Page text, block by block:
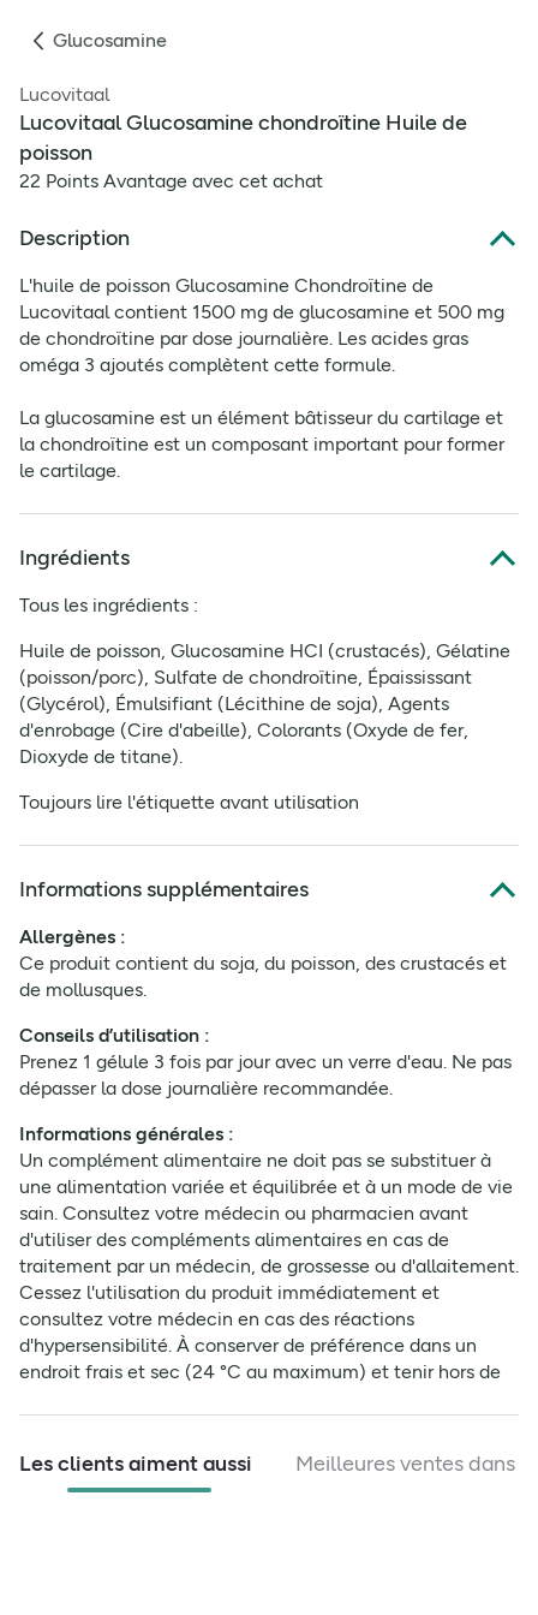
Glucosamine
Lucovitaal
Lucovitaal Glucosamine chondroïtine Huile de
poisson
22 Points Avantage avec cet achat
Description
L'huile de poisson Glucosamine Chondroïtine de
Lucovitaal contient 1500 mg de glucosamine et 500 mg
de chondroïtine par dose journalière. Les acides gras
oméga 3 ajoutés complètent cette formule.
La glucosamine est un élément bâtisseur du cartilage et
la chondroïtine est un composant important pour former
le cartilage.
Ingrédients
Tous les ingrédients :
Huile de poisson, Glucosamine HCI (crustacés), Gélatine
(poisson/porc), Sulfate de chondroïtine, Épaississant
(Glycérol), Émulsifiant (Lécithine de soja), Agents
d'enrobage (Cire d'abeille), Colorants (Oxyde de fer,
Dioxyde de titane).
Toujours lire l'étiquette avant utilisation
Informations supplémentaires
Allergènes :
Ce produit contient du soja, du poisson, des crustacés et
de mollusques.
Conseils d’utilisation :
Prenez 1 gélule 3 fois par jour avec un verre d'eau. Ne pas
dépasser la dose journalière recommandée.
Informations générales :
Un complément alimentaire ne doit pas se substituer à
une alimentation variée et équilibrée et à un mode de vie
sain. Consultez votre médecin ou pharmacien avant
d'utiliser des compléments alimentaires en cas de
traitement par un médecin, de grossesse ou d'allaitement.
Cessez l'utilisation du produit immédiatement et
consultez votre médecin en cas des réactions
d'hypersensibilité. À conserver de préférence dans un
endroit frais et sec (24 °C au maximum) et tenir hors de
Les clients aiment aussi Meilleures ventes dans